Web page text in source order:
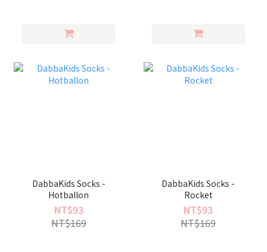
DabbaKids Socks -
Hotballon
NT$93
NT$169
DabbaKids Socks -
Rocket
NT$93
NT$169